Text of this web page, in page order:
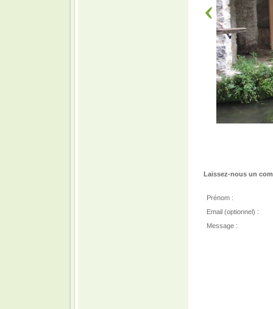
Laissez-nous un
Prénom :
Email (optionnel) :
Message :